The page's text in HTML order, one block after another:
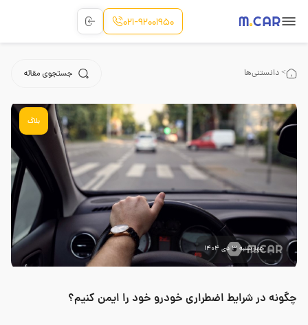
021-92001950
> دانستنی‌ها
بلاگ
چهارشنبه 3 دی 1404
چگونه در شرایط اضطراری خودرو خود را ایمن کنیم؟